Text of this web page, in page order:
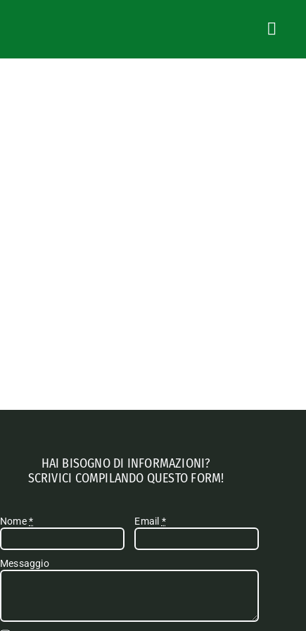
HAI BISOGNO DI INFORMAZIONI?
SCRIVICI COMPILANDO QUESTO FORM!
Nome* Email *
Messaggio